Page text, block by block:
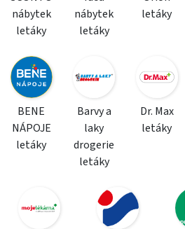
nábytek
letáky
nábytek
letáky
letáky
BENE
NÁPOJE
letáky
Barvy a
laky
drogerie
letáky
Dr. Max
letáky